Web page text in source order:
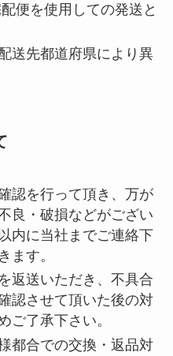
便を使用しての発送と
送先都道府県により異
認を行って頂き、万が
良・破損などがござい
内に当社までご連絡下
ます。
返送いただき、不具合
認させて頂いた後の対
ご了承下さい。
都合での交換・返品対